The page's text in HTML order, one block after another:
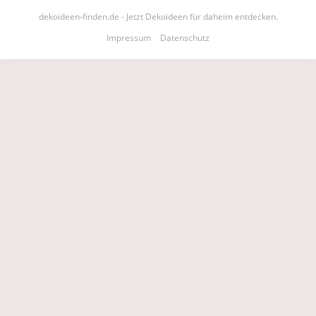
dekoideen-finden.de - Jetzt Dekoideen für daheim entdecken.
Impressum
Datenschutz